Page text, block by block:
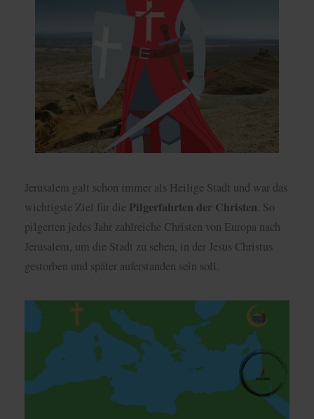
Jerusalem galt schon immer als Heilige Stadt und war das
wichtigste Ziel für die Pilgerfahrten der Christen . So
pilgerten jedes Jahr zahlreiche Christen von Europa nach
Jerusalem, um die Stadt zu sehen, in der Jesus Christus
gestorben und später auferstanden sein soll.